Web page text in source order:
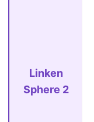
Linken
Sphere 2